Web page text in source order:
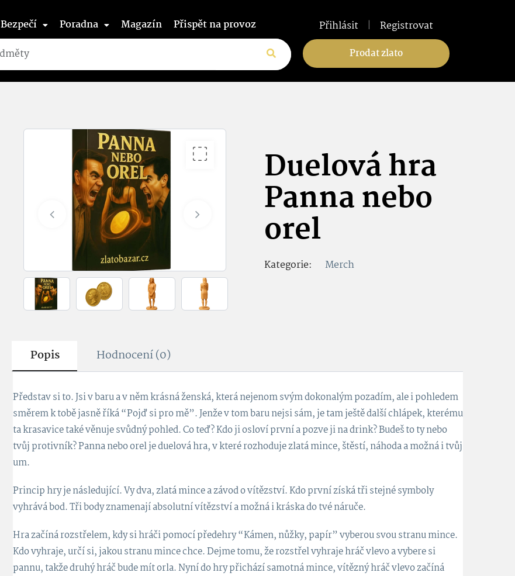
Bezpečí Poradna Magazín Přispět na provoz Přihlásit | Registrovat
Prodat zlato
Duelová hra
Panna nebo
orel
Kategorie: Merch
Popis Hodnocení (0)
Představ si to. Jsi v baru a v něm krásná ženská, která nejenom svým dokonalým pozadím, ale i pohledem
směrem k tobě jasně říká “Pojď si pro mě”. Jenže v tom baru nejsi sám, je tam ještě další chlápek, kterému
ta krasavice také věnuje svůdný pohled. Co teď? Kdo ji osloví první a pozve ji na drink? Budeš to ty nebo
tvůj protivník? Panna nebo orel je duelová hra, v které rozhoduje zlatá mince, štěstí, náhoda a možná i tvůj
um.
Princip hry je následující. Vy dva, zlatá mince a závod o vítězství. Kdo první získá tři stejné symboly
vyhrává bod. Tři body znamenají absolutní vítězství a možná i kráska do tvé náruče.
Hra začíná rozstřelem, kdy si hráči pomocí předehry “Kámen, nůžky, papír” vyberou svou stranu mince.
Kdo vyhraje, určí si, jakou stranu mince chce. Dejme tomu, že rozstřel vyhraje hráč vlevo a vybere si
pannu, takže druhý hráč bude mít orla. Nyní do hry přichází samotná mince, vítězný hráč vlevo začíná